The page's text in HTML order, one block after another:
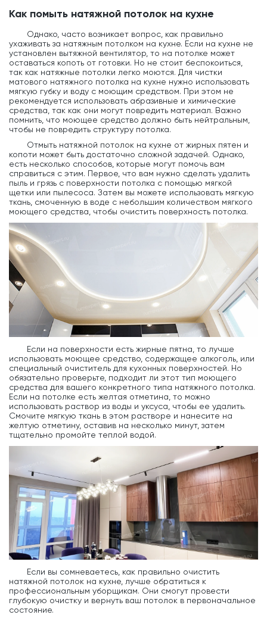
Как помыть натяжной потолок на кухне
Однако, часто возникает вопрос, как правильно
ухаживать за натяжным потолком на кухне. Если на кухне не
установлен вытяжной вентилятор, то на потолке может
оставаться копоть от готовки. Но не стоит беспокоиться,
так как натяжные потолки легко моются. Для чистки
матового натяжного потолка на кухне нужно использовать
мягкую губку и воду с моющим средством. При этом не
рекомендуется использовать абразивные и химические
средства, так как они могут повредить материал. Важно
помнить, что моющее средство должно быть нейтральным,
чтобы не повредить структуру потолка.
Отмыть натяжной потолок на кухне от жирных пятен и
копоти может быть достаточно сложной задачей. Однако,
есть несколько способов, которые могут помочь вам
справиться с этим. Первое, что вам нужно сделать удалить
пыль и грязь с поверхности потолка с помощью мягкой
щетки или пылесоса. Затем вы можете использовать мягкую
ткань, смоченную в воде с небольшим количеством мягкого
моющего средства, чтобы очистить поверхность потолка.
Если на поверхности есть жирные пятна, то лучше
использовать моющее средство, содержащее алкоголь, или
специальный очиститель для кухонных поверхностей. Но
обязательно проверьте, подходит ли этот тип моющего
средства для вашего конкретного типа натяжного потолка.
Если на потолке есть желтая отметина, то можно
использовать раствор из воды и уксуса, чтобы ее удалить.
Смочите мягкую ткань в этом растворе и нанесите на
желтую отметину, оставив на несколько минут, затем
тщательно промойте теплой водой.
Если вы сомневаетесь, как правильно очистить
натяжной потолок на кухне, лучше обратиться к
профессиональным уборщикам. Они смогут провести
глубокую очистку и вернуть ваш потолок в первоначальное
состояние.